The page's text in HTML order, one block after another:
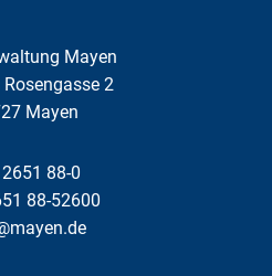
Mayen
2
Mayen
88-0
88-52600